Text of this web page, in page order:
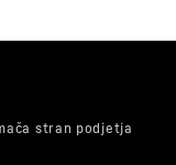
za maslo,
čistiti?
Vi pa čas preživite
CE